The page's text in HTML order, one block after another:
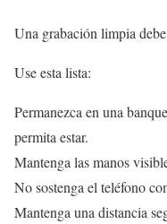
Una grabación limpia
Use esta lista:
Permanezca en una
permita estar.
Mantenga las manos
No sostenga el teléfono
Mantenga una distancia